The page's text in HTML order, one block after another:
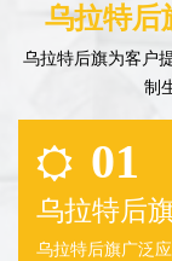
乌拉特后
乌拉特后旗为客户
制
01
乌拉特后
乌拉特后旗广泛